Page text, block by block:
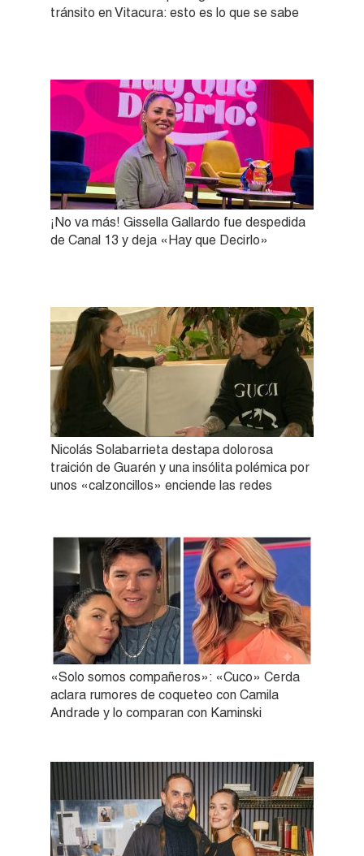
tránsito en Vitacura: esto es lo que se sabe
¡No va más! Gissella Gallardo fue despedida
de Canal 13 y deja «Hay que Decirlo»
Nicolás Solabarrieta destapa dolorosa
traición de Guarén y una insólita polémica por
unos «calzoncillos» enciende las redes
«Solo somos compañeros»: «Cuco» Cerda
aclara rumores de coqueteo con Camila
Andrade y lo comparan con Kaminski